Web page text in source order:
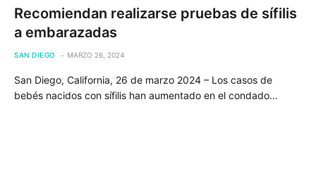
Recomiendan realizarse pruebas de sífilis
a embarazadas
SAN DIEGO MARZO 26, 2024
San Diego, California, 26 de marzo 2024 – Los casos de
bebés nacidos con sífilis han aumentado en el condado…